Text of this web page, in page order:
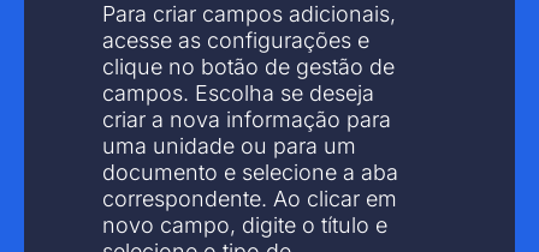
Para criar campos adicionais,
acesse as configurações e
clique no botão de gestão de
campos. Escolha se deseja
criar a nova informação para
uma unidade ou para um
documento e selecione a aba
correspondente. Ao clicar em
novo campo, digite o título e